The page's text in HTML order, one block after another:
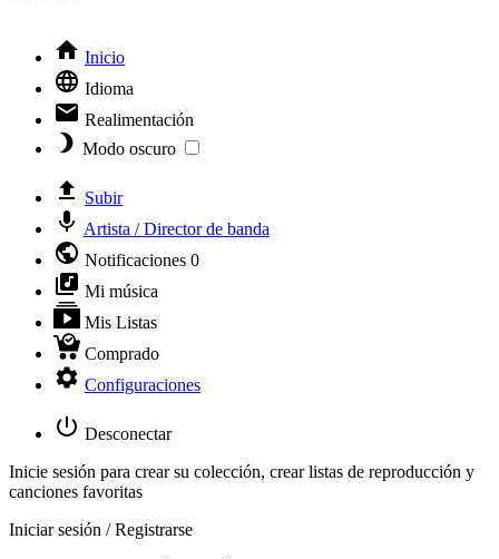
Inicio
Idioma
Realimentación
Modo oscuro
Subir
Artista / Director de banda
Notificaciones 0
Mi música
Mis Listas
Comprado
Configuraciones
Desconectar
Inicie sesión para crear su colección, crear listas de reproducción y
canciones favoritas
Iniciar sesión / Registrarse